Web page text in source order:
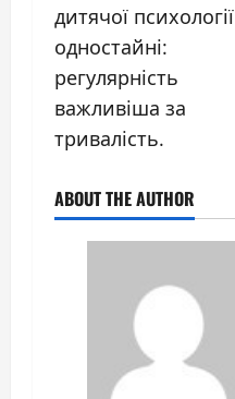
дитячої психології
одностайні:
регулярність
важливіша за
тривалість.
ABOUT THE AUTHOR